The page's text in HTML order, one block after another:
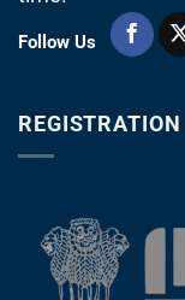
Follow Us
REGISTRATION